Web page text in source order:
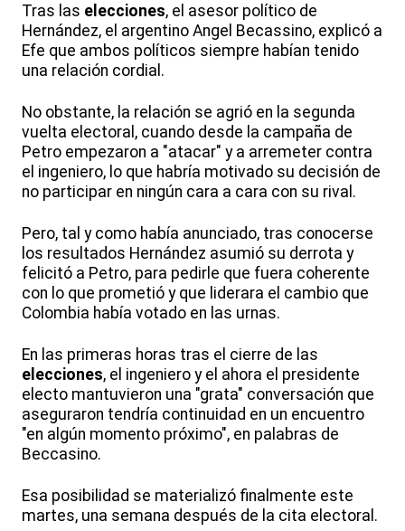
Tras las elecciones, el asesor político de
Hernández, el argentino Angel Becassino, explicó a
Efe que ambos políticos siempre habían tenido
una relación cordial.
No obstante, la relación se agrió en la segunda
vuelta electoral, cuando desde la campaña de
Petro empezaron a "atacar" y a arremeter contra
el ingeniero, lo que habría motivado su decisión de
no participar en ningún cara a cara con su rival.
Pero, tal y como había anunciado, tras conocerse
los resultados Hernández asumió su derrota y
felicitó a Petro, para pedirle que fuera coherente
con lo que prometió y que liderara el cambio que
Colombia había votado en las urnas.
En las primeras horas tras el cierre de las
elecciones, el ingeniero y el ahora el presidente
electo mantuvieron una "grata" conversación que
aseguraron tendría continuidad en un encuentro
"en algún momento próximo", en palabras de
Beccasino.
Esa posibilidad se materializó finalmente este
martes, una semana después de la cita electoral.